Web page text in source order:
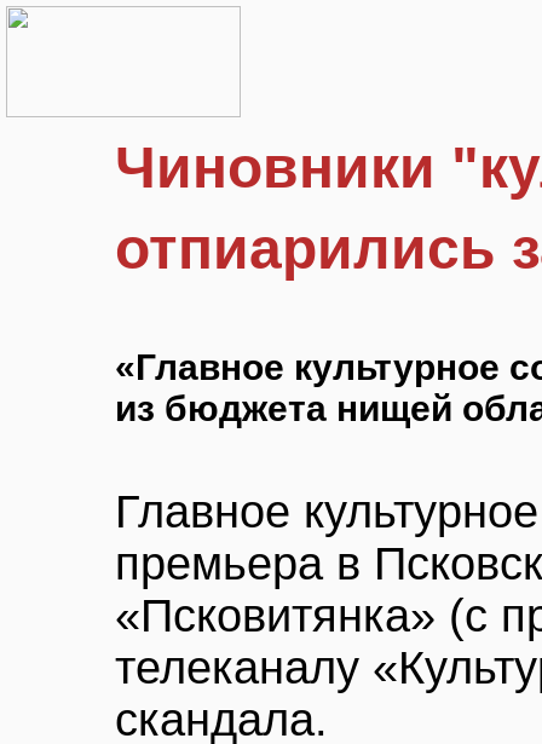
Чиновники
отпиарились
«Главное культурное
из бюджета нищей
Главное
премьера в
«Псковитянка» (с
телеканалу
скандала.